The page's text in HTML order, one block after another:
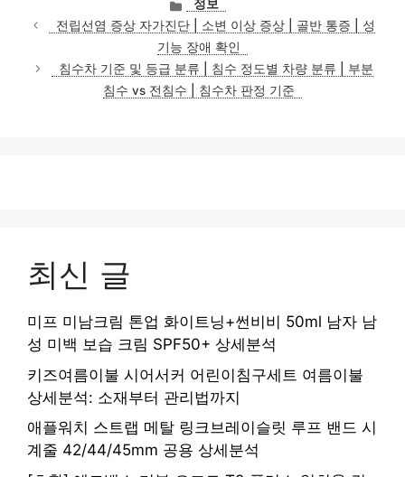
테
고
리
정보
전립선염 증상 자가진단 | 소변 이상 증상 | 골반 통증 | 성
기능 장애 확인
침수차 기준 및 등급 분류 | 침수 정도별 차량 분류 | 부분
침수 vs 전침수 | 침수차 판정 기준
최신 글
미프 미남크림 톤업 화이트닝+썬비비 50ml 남자 남
성 미백 보습 크림 SPF50+ 상세분석
키즈여름이불 시어서커 어린이침구세트 여름이불
상세분석: 소재부터 관리법까지
애플워치 스트랩 메탈 링크브레이슬릿 루프 밴드 시
계줄 42/44/45mm 공용 상세분석